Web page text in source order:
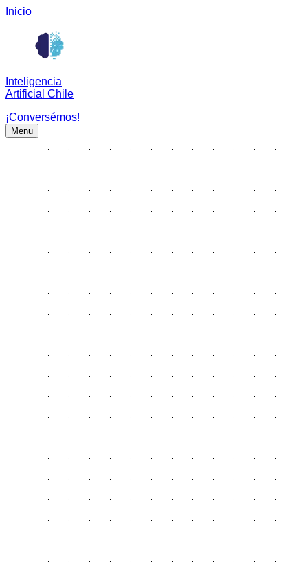
Inicio
Inteligencia
Artificial Chile
¡Conversémos!
Menu